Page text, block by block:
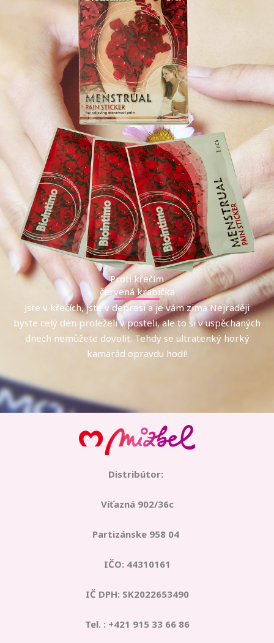
Proti křečím
červená krabička
Jste v křečích, jste v depresi a je vám zima Nejraději
byste celý den proleželi v posteli, ale to si v uspěchaných
dnech nemůžete dovolit. Tehdy se ultratenký horký
kamarád opravdu hodí!
Distribútor:
Víťazná 902/36c
Partizánske 958 04
IČO: 44310161
IČ DPH: SK2022653490
Tel. : +421 915 33 66 86